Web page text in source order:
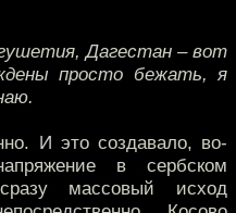
Дагестан – вот
просто бежать, я
И это создавало, во-
в сербском
массовый исход